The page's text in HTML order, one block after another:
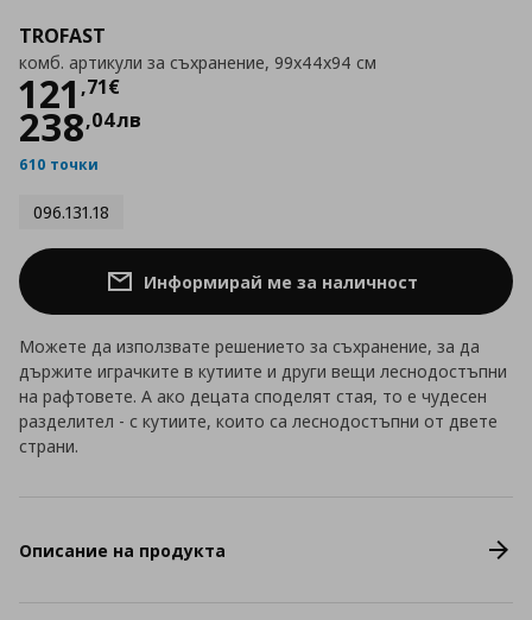
TROFAST
комб. артикули за съхранение, 99x44x94 см
121 ,71€
Цена
238,04лв
610 точки
096.131.18
Информирай ме за наличност
Можете да използвате решението за съхранение, за да
държите играчките в кутиите и други вещи леснодостъпни
на рафтовете. А ако децата споделят стая, то е чудесен
разделител - с кутиите, които са леснодостъпни от двете
страни.
Описание на продукта